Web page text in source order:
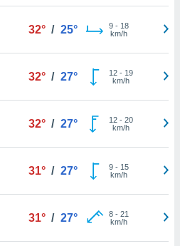
32° / 25° 9- 18
km/h
32° / 27° 12- 19
km/h
32° / 27° 12- 20
km/h
31° / 27° 9- 15
km/h
31° / 27° 8- 21
km/h